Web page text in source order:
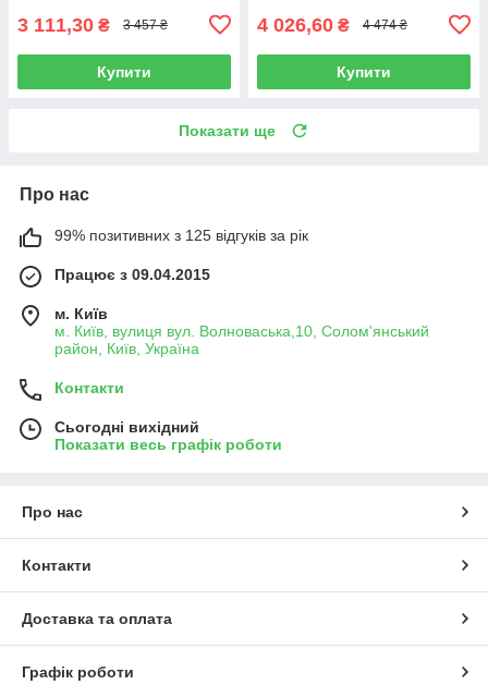
3 111,30 ₴ 3 457 ₴
Купити
4 026,60 ₴ 4 474 ₴
Купити
Показати ще
Про нас
99% позитивних з 125 відгуків за рік
Працює з 09.04.2015
м. Київ
м. Київ, вулиця вул. Волноваська,10, Солом'янський
район, Київ, Україна
Контакти
Сьогодні вихідний
Показати весь графік роботи
Про нас
Контакти
Доставка та оплата
Графік роботи